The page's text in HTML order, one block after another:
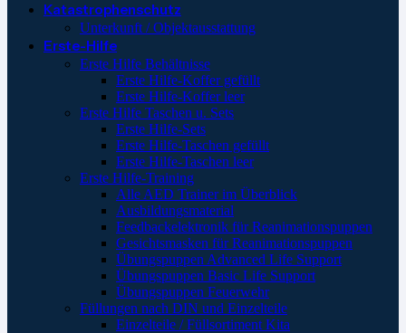
Katastrophenschutz
Unterkunft / Objektausstattung
Erste-Hilfe
Erste Hilfe Behältnisse
Erste Hilfe-Koffer gefüllt
Erste Hilfe-Koffer leer
Erste Hilfe Taschen u. Sets
Erste Hilfe-Sets
Erste Hilfe-Taschen gefüllt
Erste Hilfe-Taschen leer
Erste Hilfe-Training
Alle AED Trainer im Überblick
Ausbildungsmaterial
Feedbackelektronik für Reanimationspuppen
Gesichtsmasken für Reanimationspuppen
Übungspuppen Advanced Life Support
Übungspuppen Basic Life Support
Übungspuppen Feuerwehr
Füllungen nach DIN und Einzelteile
Einzelteile / Füllsortiment Kita